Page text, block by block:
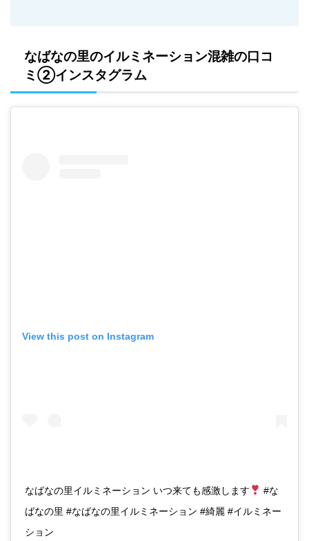
なばなの里のイルミネーション混雑の口コ
ミ②インスタグラム
View this post on Instagram
なばなの里イルミネーション いつ来ても感激します
#な
ばなの里 #なばなの里イルミネーション #綺麗 #イルミネー
ション